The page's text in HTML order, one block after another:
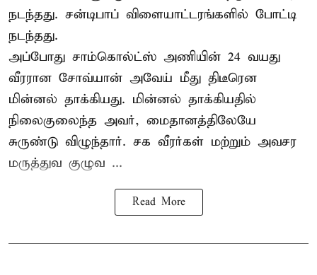
நடந்தது. சன்டிபாப் விளையாட்டரங்களில் போட்டி
நடந்தது.
அப்போது சாம்கொல்ட்ஸ் அணியின் 24 வயது
வீரரான சோவ்யான் அவேய் மீது திடீரென
மின்னல் தாக்கியது. மின்னல் தாக்கியதில்
நிலைகுலைந்த அவர், மைதானத்திலேயே
சுருண்டு விழுந்தார். சக வீரர்கள் மற்றும் அவசர
மருத்துவ குழுவ ...
Read More